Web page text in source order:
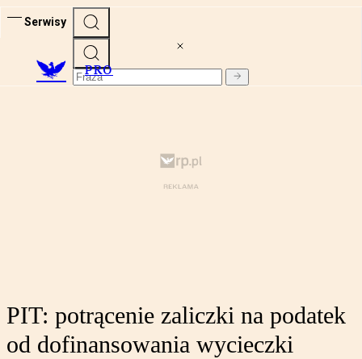
Serwisy
PRO
PIT: potrącenie zaliczki na podatek
od dofinansowania wycieczki